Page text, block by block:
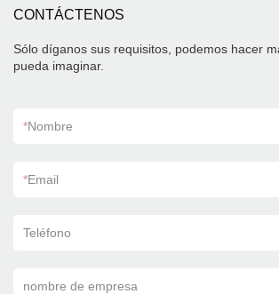
CONTÁCTENOS
Sólo díganos sus requisitos, podemos hacer
pueda imaginar.
*Nombre
*Email
Teléfono
nombre de empresa